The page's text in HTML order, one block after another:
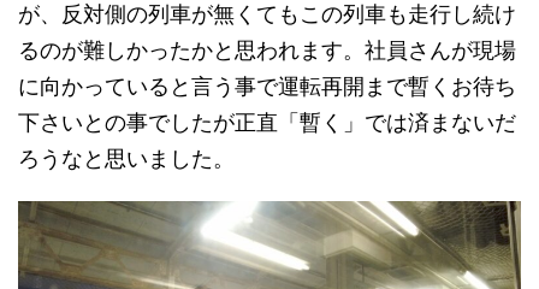
が、反対側の列車が無くてもこの列車も走行し続け
るのが難しかったかと思われます。社員さんが現場
に向かっていると言う事で運転再開まで暫くお待ち
下さいとの事でしたが正直「暫く」では済まないだ
ろうなと思いました。